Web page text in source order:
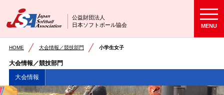
公益財団法人
日本ソフトボール協会
MENU
HOME 大会情報／競技部門 小学生女子
大会情報／競技部門
大会情報